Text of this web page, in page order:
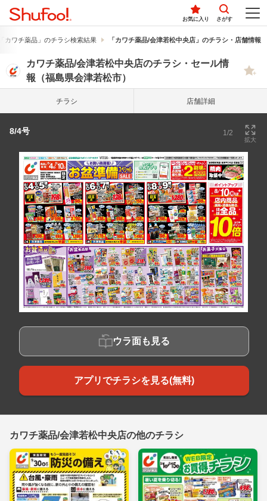
お気に入り さがす
カワチ薬品」のチラシ検索結果 「カワチ薬品/会津若松中央店」のチラシ・店舗情報
カワチ薬品/会津若松中央店のチラシ・セール情
報（福島県会津若松市）
チラシ 店舗詳細
8/4号 1/2
拡大
ウラ面も見る
アプリでチラシを見る(無料)
カワチ薬品/会津若松中央店の他のチラシ